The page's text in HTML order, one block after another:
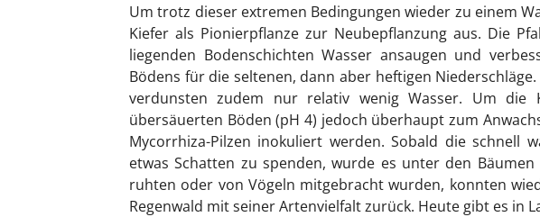
Um trotz dieser extremen Bedingungen wieder zu einem
Kiefer als Pionierpflanze zur Neubepflanzung aus. Die
liegenden Bodenschichten Wasser ansaugen und
Bödens für die seltenen, dann aber heftigen
verdunsten zudem nur relativ wenig Wasser. Um die
übersäuerten Böden (pH 4) jedoch überhaupt zum
Mycorrhiza-Pilzen inokuliert werden. Sobald die schnell
etwas Schatten zu spenden, wurde es unter den
ruhten oder von Vögeln mitgebracht wurden, konnten
Regenwald mit seiner Artenvielfalt zurück. Heute gibt es in